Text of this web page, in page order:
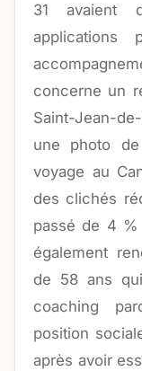
31 avaient
applications
concerne un
Saint-Jean-
une photo
voyage au
des clichés
passé de 4 %
également
de 58 ans
coaching
position
après avoir